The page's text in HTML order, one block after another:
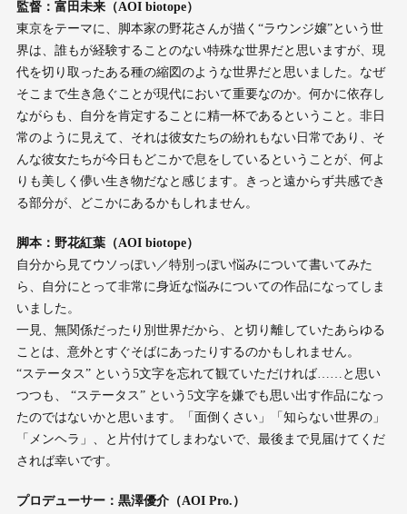
監督：富田未来（AOI biotope）
東京をテーマに、脚本家の野花さんが描く“ラウンジ嬢”という世
界は、誰もが経験することのない特殊な世界だと思いますが、現
代を切り取ったある種の縮図のような世界だと思いました。なぜ
そこまで生き急ぐことが現代において重要なのか。何かに依存し
ながらも、自分を肯定することに精一杯であるということ。非日
常のように見えて、それは彼女たちの紛れもない日常であり、そ
んな彼女たちが今日もどこかで息をしているということが、何よ
りも美しく儚い生き物だなと感じます。きっと遠からず共感でき
る部分が、どこかにあるかもしれません。
脚本：野花紅葉（AOI biotope）
自分から見てウソっぽい／特別っぽい悩みについて書いてみた
ら、自分にとって非常に身近な悩みについての作品になってしま
いました。
一見、無関係だったり別世界だから、と切り離していたあらゆる
ことは、意外とすぐそばにあったりするのかもしれません。
“ステータス” という5文字を忘れて観ていただければ……と思い
つつも、 “ステータス” という5文字を嫌でも思い出す作品になっ
たのではないかと思います。「面倒くさい」「知らない世界の」
「メンヘラ」、と片付けてしまわないで、最後まで見届けてくだ
されば幸いです。
プロデューサー：黒澤優介（AOI Pro.）